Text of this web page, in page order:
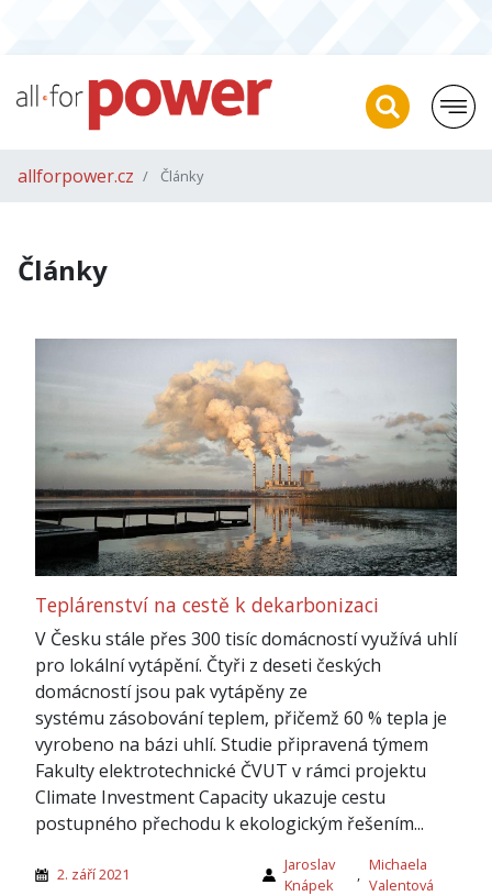
allforpower.cz Články
Články
Teplárenství na cestě k dekarbonizaci
V Česku stále přes 300 tisíc domácností využívá uhlí
pro lokální vytápění. Čtyři z deseti českých
domácností jsou pak vytápěny ze
systému zásobování teplem, přičemž 60 % tepla je
vyrobeno na bázi uhlí. Studie připravená týmem
Fakulty elektrotechnické ČVUT v rámci projektu
Climate Investment Capacity ukazuje cestu
postupného přechodu k ekologickým řešením...
2. září 2021
Jaroslav
Knápek
,
Michaela
Valentová